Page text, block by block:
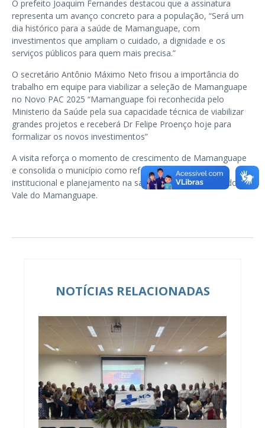
O prefeito Joaquim Fernandes destacou que a assinatura
representa um avanço concreto para a população, “Será um
dia histórico para a saúde de Mamanguape, com
investimentos que ampliam o cuidado, a dignidade e os
serviços públicos para quem mais precisa.”
O secretário Antônio Máximo Neto frisou a importância do
trabalho em equipe para viabilizar a seleção de Mamanguape
no Novo PAC 2025 “Mamanguape foi reconhecida pelo
Ministerio da Saúde pela sua capacidade técnica de viabilizar
grandes projetos e receberá Dr Felipe Proenço hoje para
formalizar os novos investimentos”
A visita reforça o momento de crescimento de Mamanguape
e consolida o município como referência em articulação
institucional e planejamento na saúde pública na região do
Vale do Mamanguape.
NOTÍCIAS RELACIONADAS